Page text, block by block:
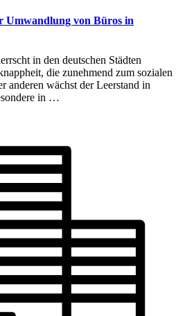
Umwandlung von Büros in
in den deutschen Städten
die zunehmend zum sozialen
anderen wächst der Leerstand in
in …